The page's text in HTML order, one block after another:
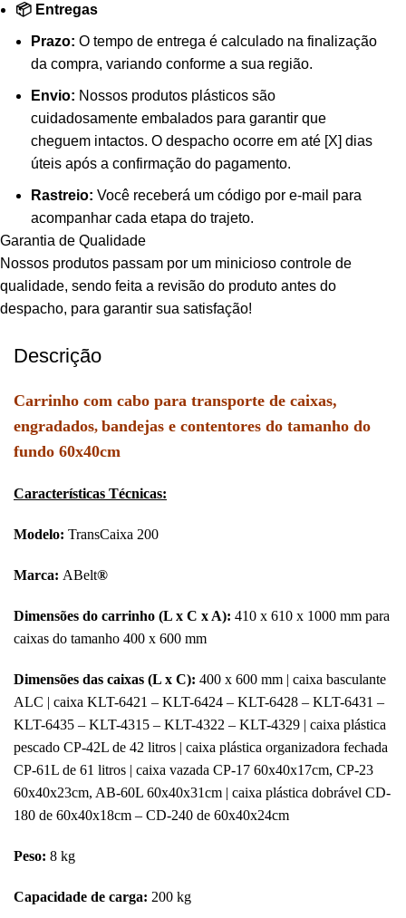
📦 Entregas
Prazo: O tempo de entrega é calculado na finalização
da compra, variando conforme a sua região.
Envio: Nossos produtos plásticos são
cuidadosamente embalados para garantir que
cheguem intactos. O despacho ocorre em até [X] dias
úteis após a confirmação do pagamento.
Rastreio: Você receberá um código por e-mail para
acompanhar cada etapa do trajeto.
Garantia de Qualidade
Nossos produtos passam por um minicioso controle de
qualidade, sendo feita a revisão do produto antes do
despacho, para garantir sua satisfação!
Descrição
Carrinho com cabo para transporte de caixas,
engradados, bandejas e contentores do tamanho do
fundo 60x40cm
Características Técnicas:
Modelo: TransCaixa 200
Marca: ABelt®
Dimensões do carrinho (L x C x A): 410 x 610 x 1000 mm para
caixas do tamanho 400 x 600 mm
Dimensões das caixas (L x C): 400 x 600 mm | caixa basculante
ALC | caixa KLT-6421 – KLT-6424 – KLT-6428 – KLT-6431 –
KLT-6435 – KLT-4315 – KLT-4322 – KLT-4329 | caixa plástica
pescado CP-42L de 42 litros | caixa plástica organizadora fechada
CP-61L de 61 litros | caixa vazada CP-17 60x40x17cm, CP-23
60x40x23cm, AB-60L 60x40x31cm | caixa plástica dobrável CD-
180 de 60x40x18cm – CD-240 de 60x40x24cm
Peso: 8 kg
Capacidade de carga: 200 kg